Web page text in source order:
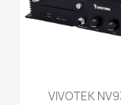
VIVOTEK